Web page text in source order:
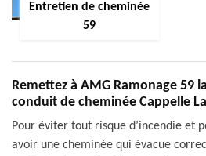
Entretien de cheminée
59
Remettez à AMG Ramonage 59
conduit de cheminée Cappelle
Pour éviter tout risque d’incendie et
avoir une cheminée qui évacue